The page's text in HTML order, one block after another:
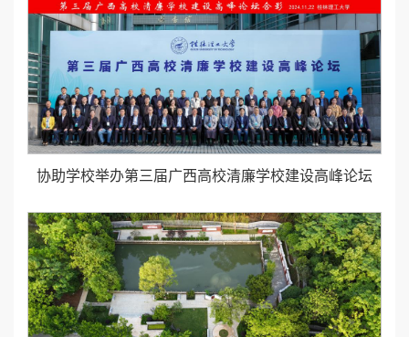
协助学校举办第三届广西高校清廉学校建设高峰论坛